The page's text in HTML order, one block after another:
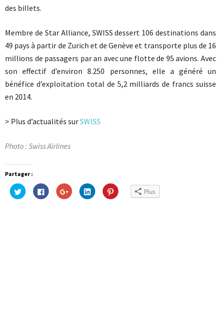
des billets.
Membre de Star Alliance, SWISS dessert 106 destinations dans
49 pays à partir de Zurich et de Genève et transporte plus de 16
millions de passagers par an avec une flotte de 95 avions. Avec
son effectif d’environ 8.250 personnes, elle a généré un
bénéfice d’exploitation total de 5,2 milliards de francs suisse
en 2014.
> Plus d’actualités surSWISS
Photo : Swiss Airlines
Partager :
Cliquez
pour
partager
Cliquez
pour
partager
Cliquez
pour
partager
Cliquez
pour
partager
Cliquez
pour Plus